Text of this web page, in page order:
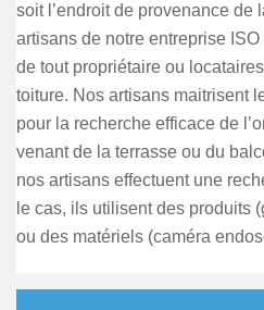
soit l’endroit de provenance de
artisans de notre entreprise
de tout propriétaire ou
toiture. Nos artisans maitrisent
pour la recherche efficace de
venant de la terrasse ou du
nos artisans effectuent une
le cas, ils utilisent des produits
ou des matériels (caméra